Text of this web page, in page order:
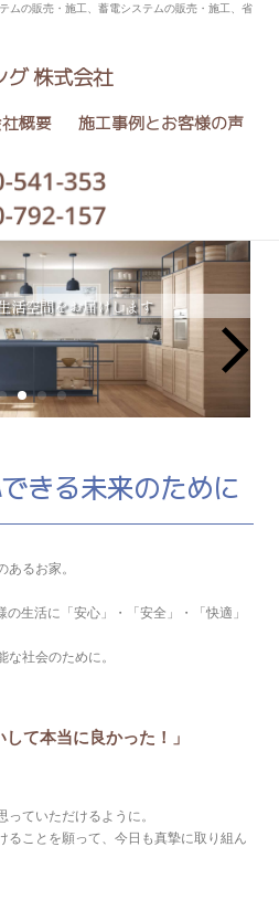
ムの販売・施工、蓄電システムの販売・施工、省
株式会社
概要
施工事例とお客様の声
活空間をお届けします
きる未来のために
るお家。
生活に「安心」・「安全」・「快適」
社会のために。
して本当に良かった！」
ていただけるように。
ることを願って、今日も真摯に取り組ん